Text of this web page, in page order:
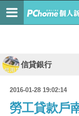
信貸銀行
2016-01-28 19:02:14
勞工貸款戶